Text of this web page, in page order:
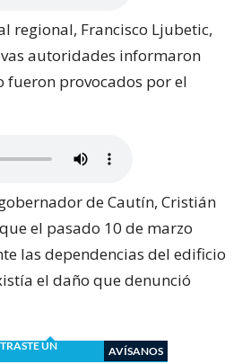
regional, Francisco Ljubetic,
autoridades informaron
fueron provocados por el
de Cautín, Cristián
el pasado 10 de marzo
las dependencias del edificio
el daño que denunció
UN
AVÍSANOS